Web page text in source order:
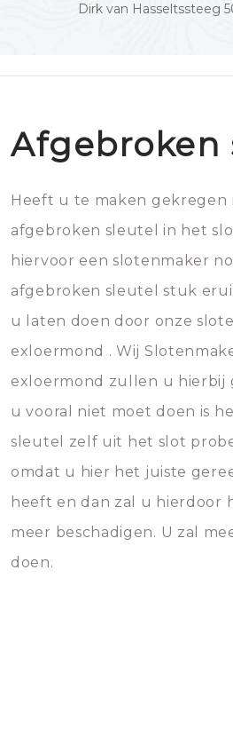
Dirk van Hasseltssteeg
Afgebroken
Heeft u te maken gekregen
afgebroken sleutel in het
hiervoor een slotenmaker
afgebroken sleutel stuk
u laten doen door onze
exloermond . Wij
exloermond zullen u hierbij
u vooral niet moet doen is
sleutel zelf uit het slot
omdat u hier het juiste
heeft en dan zal u hierdoor
meer beschadigen. U zal
doen.